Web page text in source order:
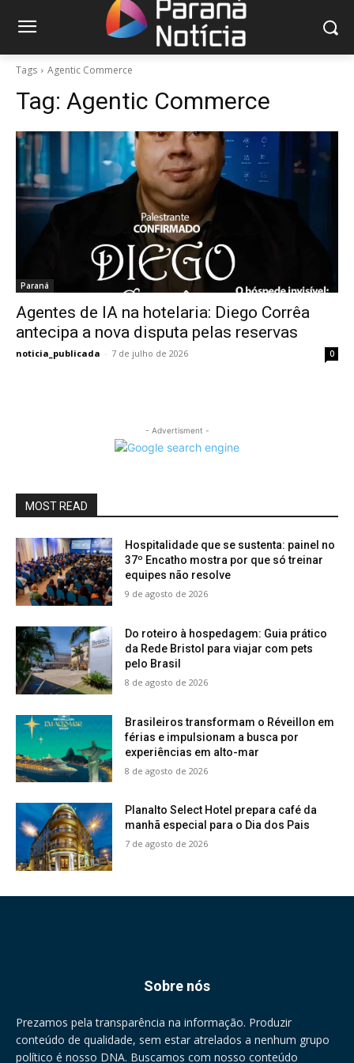
Tags Agentic Commerce
Tag: Agentic Commerce
Paraná
Agentes de IA na hotelaria: Diego Corrêa
antecipa a nova disputa pelas reservas
noticia_publicada - 7 de julho de 2026 0
- Advertisment -
MOST READ
Hospitalidade que se sustenta: painel no
37º Encatho mostra por que só treinar
equipes não resolve
9 de agosto de 2026
Do roteiro à hospedagem: Guia prático
da Rede Bristol para viajar com pets
pelo Brasil
8 de agosto de 2026
Brasileiros transformam o Réveillon em
férias e impulsionam a busca por
experiências em alto-mar
8 de agosto de 2026
Planalto Select Hotel prepara café da
manhã especial para o Dia dos Pais
7 de agosto de 2026
Sobre nós
Prezamos pela transparência na informação. Produzir
conteúdo de qualidade, sem estar atrelados a nenhum grupo
político é nosso DNA. Buscamos com nosso conteúdo